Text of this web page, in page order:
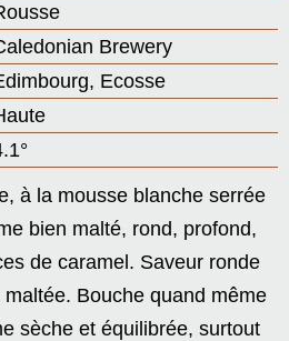
Brewery
Ecosse
à la mousse blanche serrée
bien malté, rond, profond,
de caramel. Saveur ronde
Bouche quand même
sèche et équilibrée, surtout